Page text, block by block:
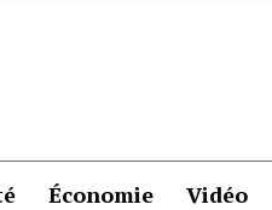
Économie Vidéo